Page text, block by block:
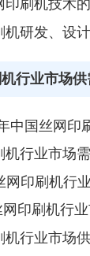
刷机技术
研发、设
行业市场
国丝网印
行业市场
印刷机行
印刷机行业
行业市场